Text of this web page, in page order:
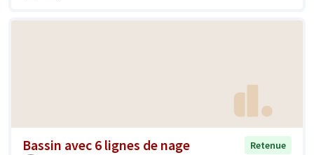
Bassin avec 6 lignes de nage
Retenue